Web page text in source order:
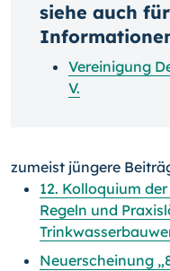
siehe auch
Vereinigung
V.
zumeist jüngere
12. Kolloquium
Regeln und
Neuerscheinung